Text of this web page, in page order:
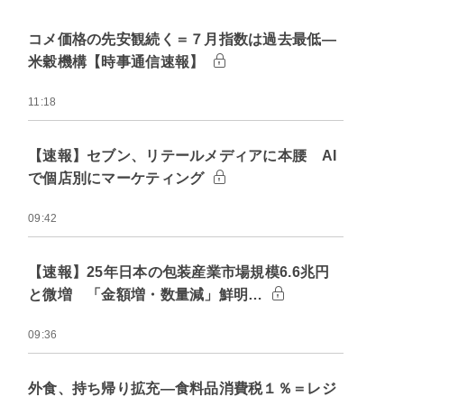
コメ価格の先安観続く＝７月指数は過去最低―
米穀機構【時事通信速報】
11:18
【速報】セブン、リテールメディアに本腰 AI
で個店別にマーケティング
09:42
【速報】25年日本の包装産業市場規模6.6兆円
と微増 「金額増・数量減」鮮明…
09:36
外食、持ち帰り拡充―食料品消費税１％＝レジ